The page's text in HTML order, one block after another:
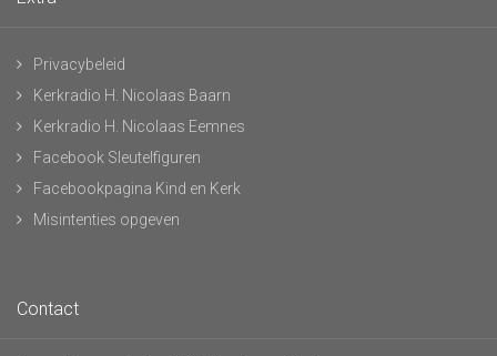
Privacybeleid
Kerkradio H. Nicolaas Baarn
Kerkradio H. Nicolaas Eemnes
Facebook Sleutelfiguren
Facebookpagina Kind en Kerk
Misintenties opgeven
Contact